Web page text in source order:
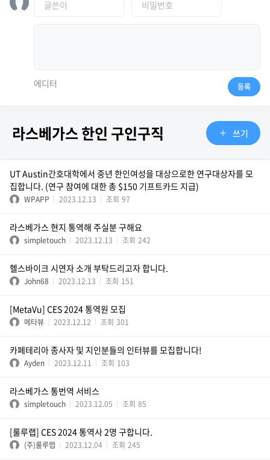
에디터 등록
라스베가스 한인 구인구직 쓰기
UT Austin간호대학에서 중년 한인여성을 대상으로한 연구대상자를 모
집합니다. (연구 참여에 대한 총 $150 기프트카드 지급)
WPAPP 2023.12.13 조회 97
라스베가스 현지 통역해 주실분 구해요
simpletouch 2023.12.13 조회 242
헬스바이크 시연자 소개 부탁드리고자 합니다.
John68 2023.12.13 조회 151
[MetaVu] CES 2024 통역원 모집
메타뷰 2023.12.12 조회 301
카페테리아 종사자 및 지인분들의 인터뷰를 모집합니다!
Ayden 2023.12.11 조회 103
라스베가스 통번역 서비스
simpletouch 2023.12.05 조회 85
[룰루랩] CES 2024 통역사 2명 구합니다.
(주)룰루랩 2023.12.04 조회 245